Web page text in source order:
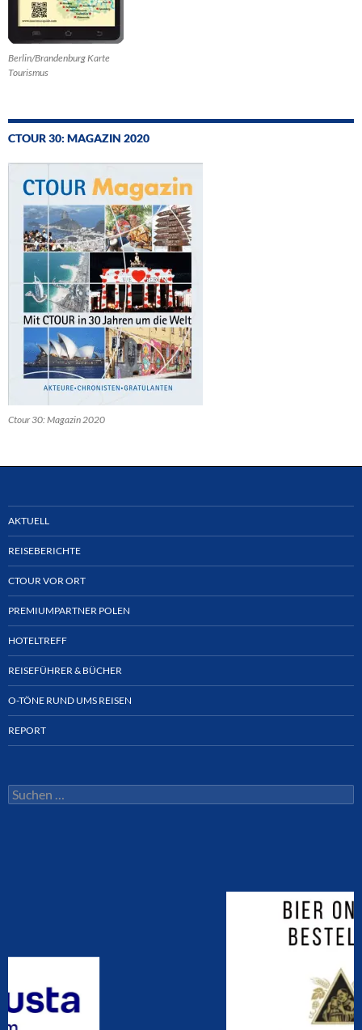
Berlin/Brandenburg Karte
Tourismus
CTOUR 30: MAGAZIN 2020
Ctour 30: Magazin 2020
AKTUELL
REISEBERICHTE
CTOUR VOR ORT
PREMIUMPARTNER POLEN
HOTELTREFF
REISEFÜHRER & BÜCHER
O-TÖNE RUND UMS REISEN
REPORT
Suchen
nach: